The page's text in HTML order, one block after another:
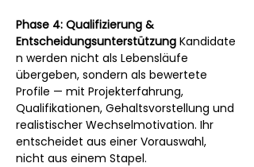
Phase 4: Qualifizierung &
Entscheidungsunterstützung Kandidate
n werden nicht als Lebensläufe
übergeben, sondern als bewertete
Profile — mit Projekterfahrung,
Qualifikationen, Gehaltsvorstellung und
realistischer Wechselmotivation. Ihr
entscheidet aus einer Vorauswahl,
nicht aus einem Stapel.